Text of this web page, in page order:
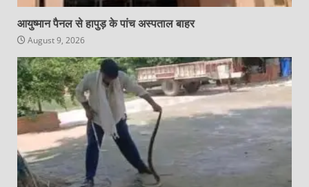
आयुष्मान पैनल से हापुड़ के पांच अस्पताल बाहर
August 9, 2026